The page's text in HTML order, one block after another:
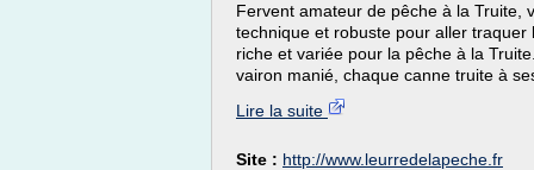
Fervent amateur de pêche à la Truite,
technique et robuste pour aller
riche et variée pour la pêche à la
vairon manié, chaque canne truite à
Lire la suite
Site : http://www.leurredelapeche.fr